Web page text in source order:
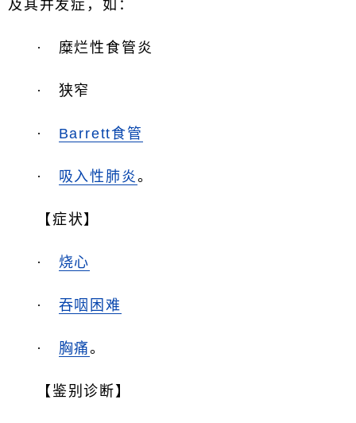
及其并发症，如：
· 糜烂性食管炎
· 狭窄
· Barrett食管
· 吸入性肺炎 。
【症状】
· 烧心
· 吞咽困难
· 胸痛。
【鉴别诊断】